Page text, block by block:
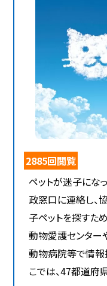
2885回閲覧
ペットが迷子にな
政窓口に連絡し、
子ペットを探すた
動物愛護センター
動物病院等で情報
こでは、47都道府